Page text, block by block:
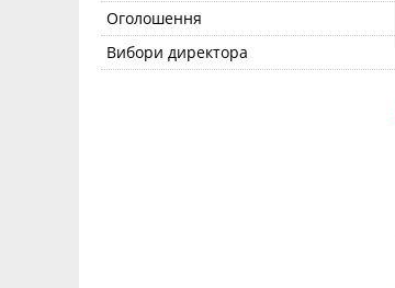
Оголошення
Вибори директора